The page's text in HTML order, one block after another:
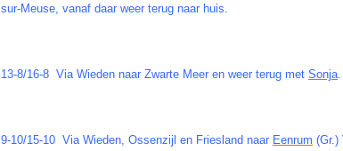
sur-Meuse, vanaf daar weer terug naar huis.
13-8/16-8 Via Wieden naar Zwarte Meer en weer terug metSonja
9-10/15-10 Via Wieden, Ossenzijl en Friesland naar Eenrum (Gr.)